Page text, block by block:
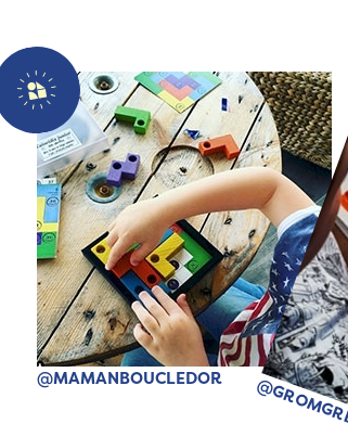
@MAMANBOUCLEDOR